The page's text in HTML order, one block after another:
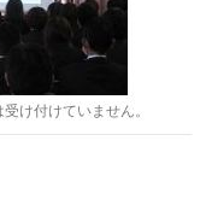
け付けていません。